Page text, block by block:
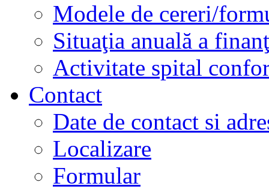
Modele de cereri/
Situaţia anuală a
Activitate spital
Contact
Date de contact si
Localizare
Formular